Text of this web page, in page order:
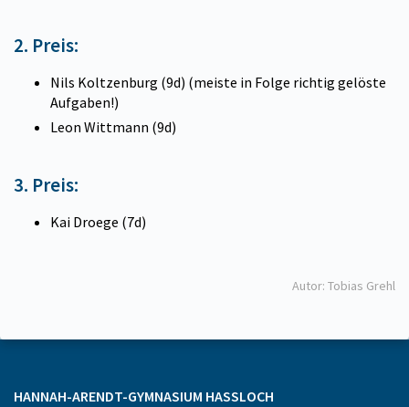
2. Preis:
Nils Koltzenburg (9d) (meiste in Folge richtig gelöste
Aufgaben!)
Leon Wittmann (9d)
3. Preis:
Kai Droege (7d)
Autor: Tobias Grehl
HANNAH-ARENDT-GYMNASIUM HASSLOCH